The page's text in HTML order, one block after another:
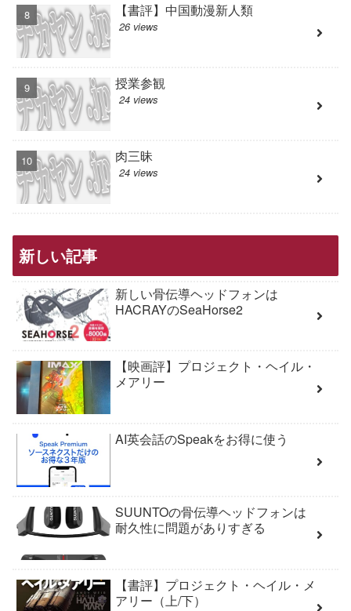
【書評】中国動漫新人類
26 views
授業参観
24 views
肉三昧
24 views
新しい記事
新しい骨伝導ヘッドフォンは
HACRAYのSeaHorse2
【映画評】プロジェクト・ヘイル・
メアリー
AI英会話のSpeakをお得に使う
SUUNTOの骨伝導ヘッドフォンは
耐久性に問題がありすぎる
【書評】プロジェクト・ヘイル・メ
アリー（上/下）